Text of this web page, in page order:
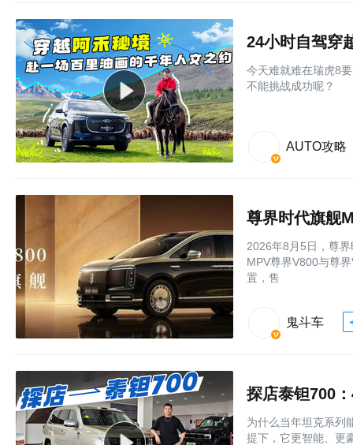
24小时自驾穿
今天难就难在瑞虎8
不能挑战成功呢？
AUTO攻略
尊界时代旗舰
2026年8月5日，尊
MPV尊界V800与尊
置，售
鬼斗车
探店泰钽700
为什么当年坦克系列
提下，它更智能、更